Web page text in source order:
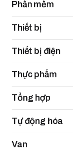
Phần mềm
Thiết bị
Thiết bị điện
Thực phẩm
Tổng hợp
Tự động hóa
Van